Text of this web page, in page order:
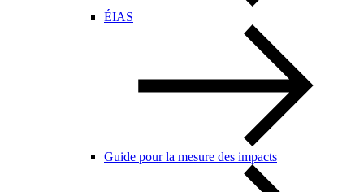
ÉIAS
Guide pour la mesure des impacts